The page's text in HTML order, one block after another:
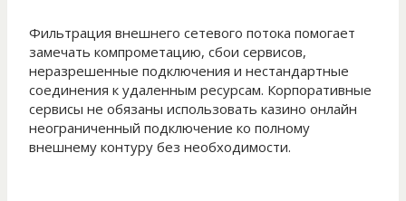
Фильтрация внешнего сетевого потока помогает
замечать компрометацию, сбои сервисов,
неразрешенные подключения и нестандартные
соединения к удаленным ресурсам. Корпоративные
сервисы не обязаны использовать казино онлайн
неограниченный подключение ко полному
внешнему контуру без необходимости.